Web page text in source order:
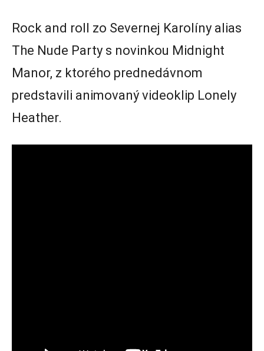
Rock and roll zo Severnej Karolíny alias
The Nude Party s novinkou Midnight
Manor, z ktorého prednedávnom
predstavili animovaný videoklip Lonely
Heather.